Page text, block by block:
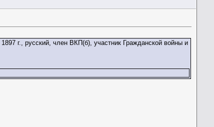
г., русский, член ВКП(б), участник Гражданской войны и